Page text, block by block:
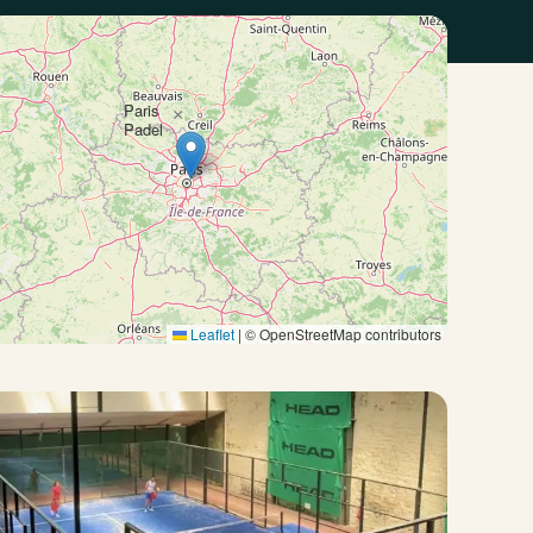
Paris
Padel
×
Leaflet | © OpenStreetMap contributors